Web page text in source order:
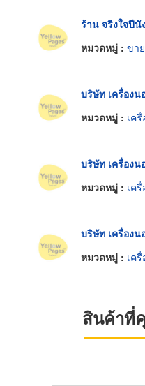
ร้าน จริงใจปีนั
หมวดหมู่ : ขา
บริษัท เครื่องน
หมวดหมู่ : เค
บริษัท เครื่องน
หมวดหมู่ : เค
บริษัท เครื่องน
หมวดหมู่ : เค
สินค้าที่